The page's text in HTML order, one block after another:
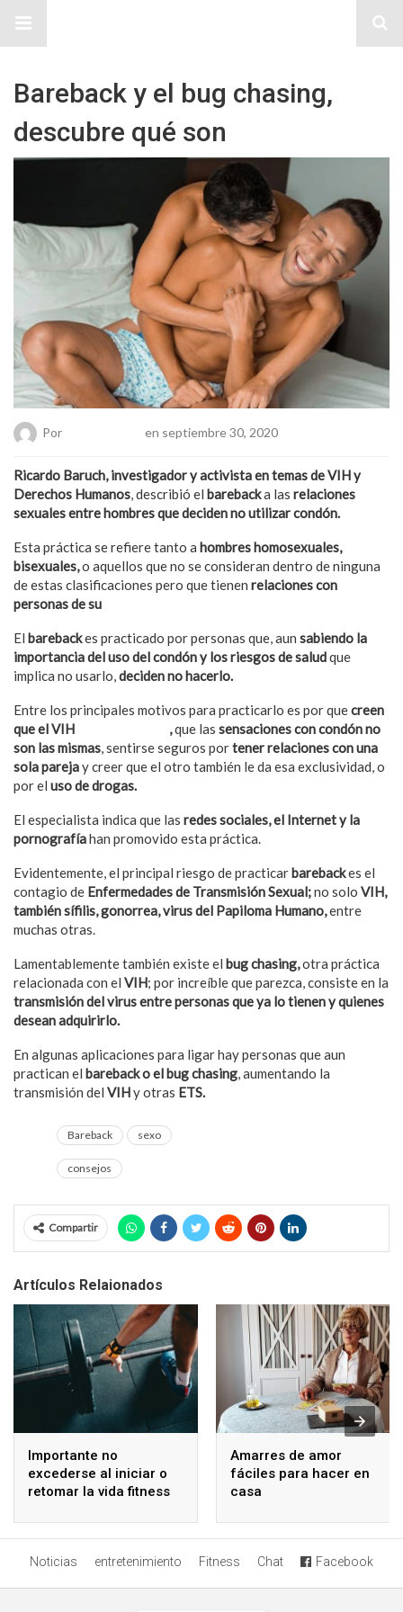
Bareback y el bug chasing,
descubre qué son
Por en septiembre 30, 2020
Ricardo Baruch, investigador y activista en temas de VIH y
Derechos Humanos, describió el barebacka las relaciones
sexuales entre hombres que deciden no utilizar condón.
Esta práctica se refiere tanto a hombres homosexuales,
bisexuales,o aquellos que no se consideran dentro de ninguna
de estas clasificaciones pero que tienen relaciones con
personas de su
El barebackes practicado por personas que, aun sabiendo la
importancia del uso del condón y los riesgos de saludque
implica no usarlo,deciden no hacerlo.
Entre los principales motivos para practicarlo es por quecreen
que el VIH
,que las sensaciones con condón no
son las mismas, sentirse seguros portener relaciones con una
sola parejay creer que el otro también le da esa exclusividad, o
por el uso de drogas.
El especialista indica que las redes sociales, el Internet y la
pornografíahan promovido esta práctica.
Evidentemente, el principal riesgo de practicarbarebackes el
contagio de Enfermedades de Transmisión Sexual;no solo VIH,
también sífilis, gonorrea, virus del Papiloma Humano,entre
muchas otras.
Lamentablemente también existe el bug chasing,otra práctica
relacionada con el VIH; por increíble que parezca, consiste en la
transmisión del virus entre personas que ya lo tienen y quienes
desean adquirirlo.
En algunas aplicaciones para ligar hay personas que aun
practican el bareback o el bug chasing, aumentando la
transmisión del VIHy otras ETS.
Bareback sexo
consejos
Compartir
Artículos Relaionados
Importante no
excederse al iniciar o
retomar la vida fitness
Amarres de amor
fáciles para hacer en
casa
Noticias entretenimiento Fitness Chat Facebook